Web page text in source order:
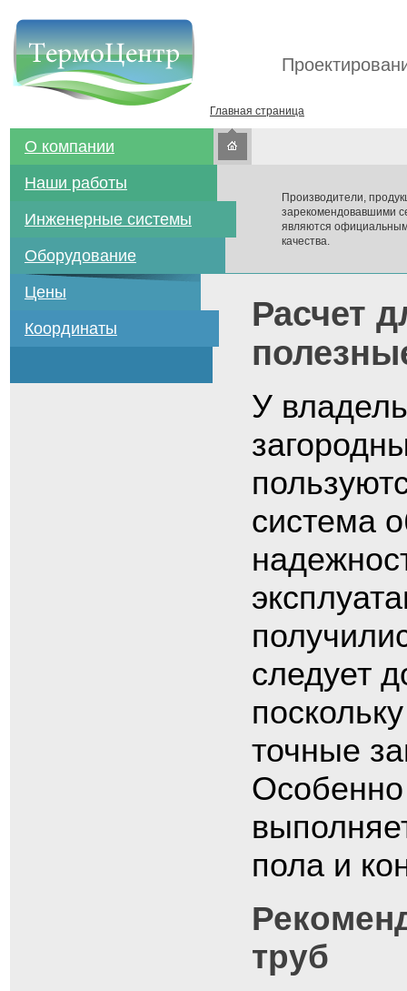
Главная страница
О компании
Наши работы
Инженерные системы
Оборудование
Цены
Координаты
Производители,
зарекомендовавшими
являются
качества.
Расчет
У
система
следует
точные
пола и
труб